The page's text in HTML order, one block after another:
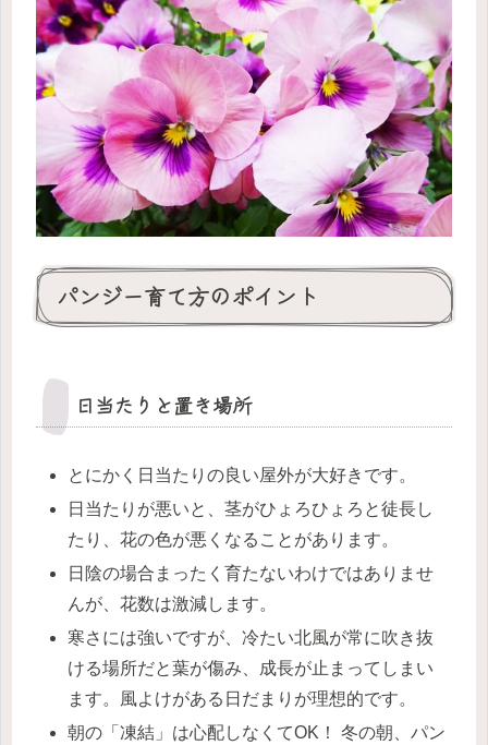
パンジー育て方のポイント
日当たりと置き場所
とにかく日当たりの良い屋外が大好きです。
日当たりが悪いと、茎がひょろひょろと徒長し
たり、花の色が悪くなることがあります。
日陰の場合まったく育たないわけではありませ
んが、花数は激減します。
寒さには強いですが、冷たい北風が常に吹き抜
ける場所だと葉が傷み、成長が止まってしまい
ます。風よけがある日だまりが理想的です。
朝の「凍結」は心配しなくてOK！ 冬の朝、パン